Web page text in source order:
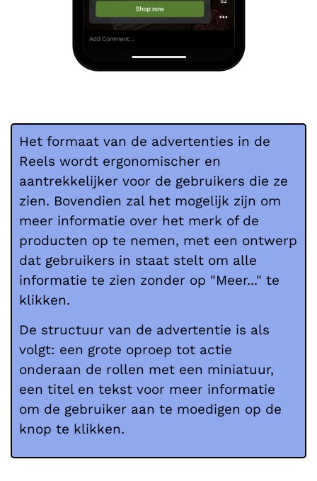
Het formaat van de advertenties in de
Reels wordt ergonomischer en
aantrekkelijker voor de gebruikers die ze
zien. Bovendien zal het mogelijk zijn om
meer informatie over het merk of de
producten op te nemen, met een ontwerp
dat gebruikers in staat stelt om alle
informatie te zien zonder op "Meer..." te
klikken.
De structuur van de advertentie is als
volgt: een grote oproep tot actie
onderaan de rollen met een miniatuur,
een titel en tekst voor meer informatie
om de gebruiker aan te moedigen op de
knop te klikken.